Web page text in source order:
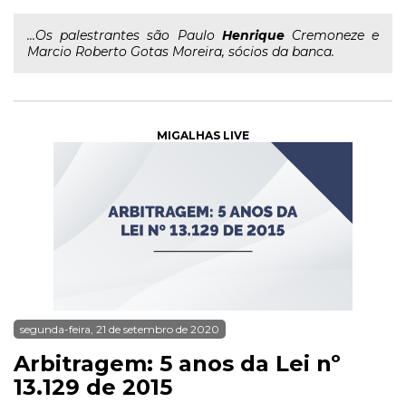
...Os palestrantes são Paulo HenriqueCremoneze e
Marcio Roberto Gotas Moreira, sócios da banca.
MIGALHAS LIVE
segunda-feira, 21 de setembro de 2020
Arbitragem: 5 anos da Lei nº
13.129 de 2015